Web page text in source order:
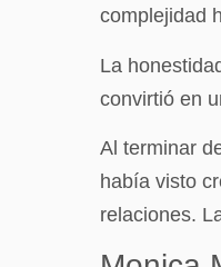
complejidad
La
convirtió en
Al terminar
había visto
relaciones.